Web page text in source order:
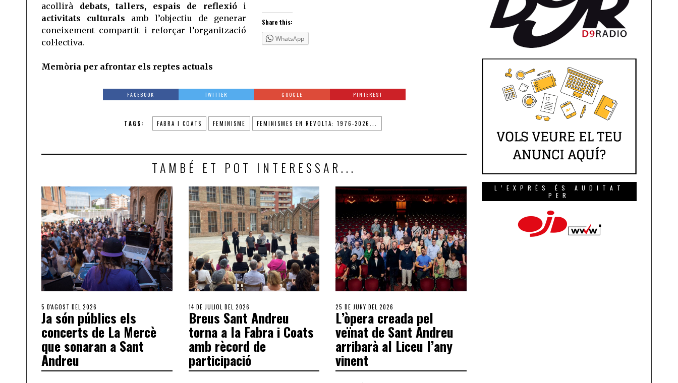
acollirà debats, tallers, espais de reflexió i
activitats culturals amb l’objectiu de generar
coneixement compartit i reforçar l’organització
col·lectiva.
Memòria per afrontar els reptes actuals
Share this:
WhatsApp
FACEBOOK TWITTER GOOGLE PINTEREST
TAGS: FABRA I COATS FEMINISME FEMINISMES EN REVOLTA: 1976-2026...
TAMBÉ ET POT INTERESSAR...
5 D'AGOST DEL 2026
Ja són públics els
concerts de La Mercè
que sonaran a Sant
Andreu
14 DE JULIOL DEL 2026
Breus Sant Andreu
torna a la Fabra i Coats
amb rècord de
participació
25 DE JUNY DEL 2026
L’òpera creada pel
veïnat de Sant Andreu
arribarà al Liceu l’any
vinent
L’EXPRÉS ÉS AUDITAT
PER